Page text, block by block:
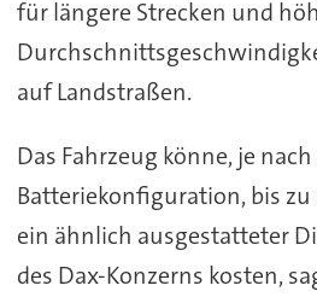
für längere Strecken und
auf Landstraßen.
Das Fahrzeug könne, je
Batteriekonfiguration, bis
ein ähnlich ausgestatteter
des Dax-Konzerns kosten,